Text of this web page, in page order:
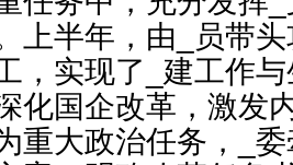
上半年，由_员带
，实现了_建工作
化国企改革，激发
重大政治任务，_